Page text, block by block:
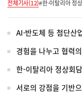
전체기사(12)#한-이탈리아 정
AI·반도체 등 첨단산
경험을 나누고 협력
한-이탈리아 정상회
서로의 강점을 기반